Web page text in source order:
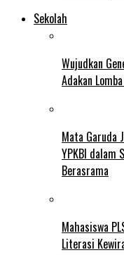
Sekolah
Wujudkan
Adakan
Mata Garuda
YPKBI dalam
Berasrama
Mahasiswa
Literasi